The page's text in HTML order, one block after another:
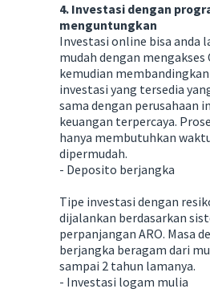
4. Investasi dengan
menguntungkan
Investasi online bisa anda
mudah dengan mengakses
kemudian
investasi yang tersedia
sama dengan perusahaan
keuangan terpercaya.
hanya membutuhkan
dipermudah.
- Deposito berjangka
Tipe investasi dengan
dijalankan berdasarkan
perpanjangan ARO. Masa
berjangka beragam dari
sampai 2 tahun lamanya.
- Investasi logam mulia